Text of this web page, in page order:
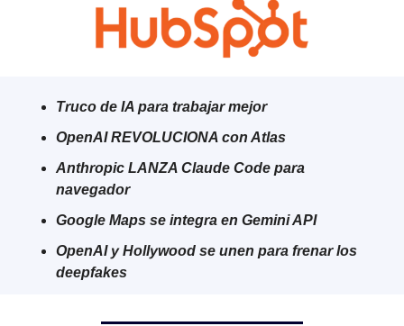
Truco de IA para trabajar mejor
OpenAI REVOLUCIONA con Atlas
Anthropic LANZA Claude Code para
navegador
Google Maps se integra en Gemini API
OpenAI y Hollywood se unen para frenar los
deepfakes